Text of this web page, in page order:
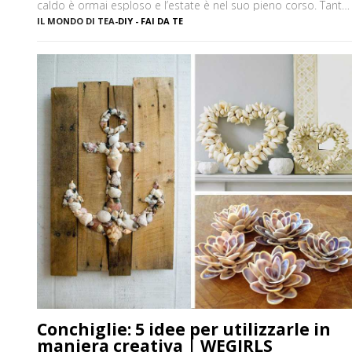
caldo è ormai esploso e l’estate è nel suo pieno corso. Tante
volte capita, soprattutto se si sta al mare per lunghi periodi, di
annoiarsi un po’ in spiaggia. Non so voi, ma personalmente
IL MONDO DI TEA-DIY - FAI DA TE
Conchiglie: 5 idee per utilizzarle in
maniera creativa | WEGIRLS